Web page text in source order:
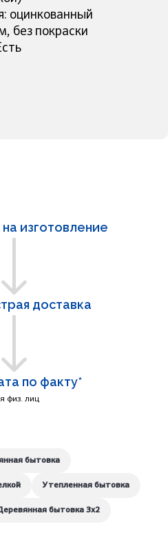
оцинкованный
без покраски
изготовление
доставка
по факту*
физ. лиц
бытовка
Утепленная бытовка
бытовка 3x2